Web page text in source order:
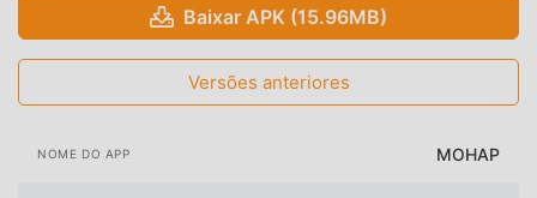
Baixar APK (15.96MB)
Versões anteriores
NOME DO APP MOHAP